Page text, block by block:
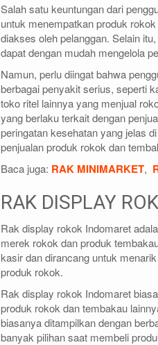
Salah satu keuntungan dari
untuk menempatkan produk
diakses oleh pelanggan. Selain
dapat dengan mudah mengelola
Namun, perlu diingat bahwa
berbagai penyakit serius, seperti
toko ritel lainnya yang menjual
yang berlaku terkait dengan
peringatan kesehatan yang jelas
penjualan produk rokok dan
Baca juga: RAK MINIMARKET,
RAK DISPLAY
Rak display rokok Indomaret
merek rokok dan produk
kasir dan dirancang untuk
produk rokok.
Rak display rokok Indomaret
produk rokok dan tembakau
biasanya ditampilkan dengan
banyak pilihan saat membeli